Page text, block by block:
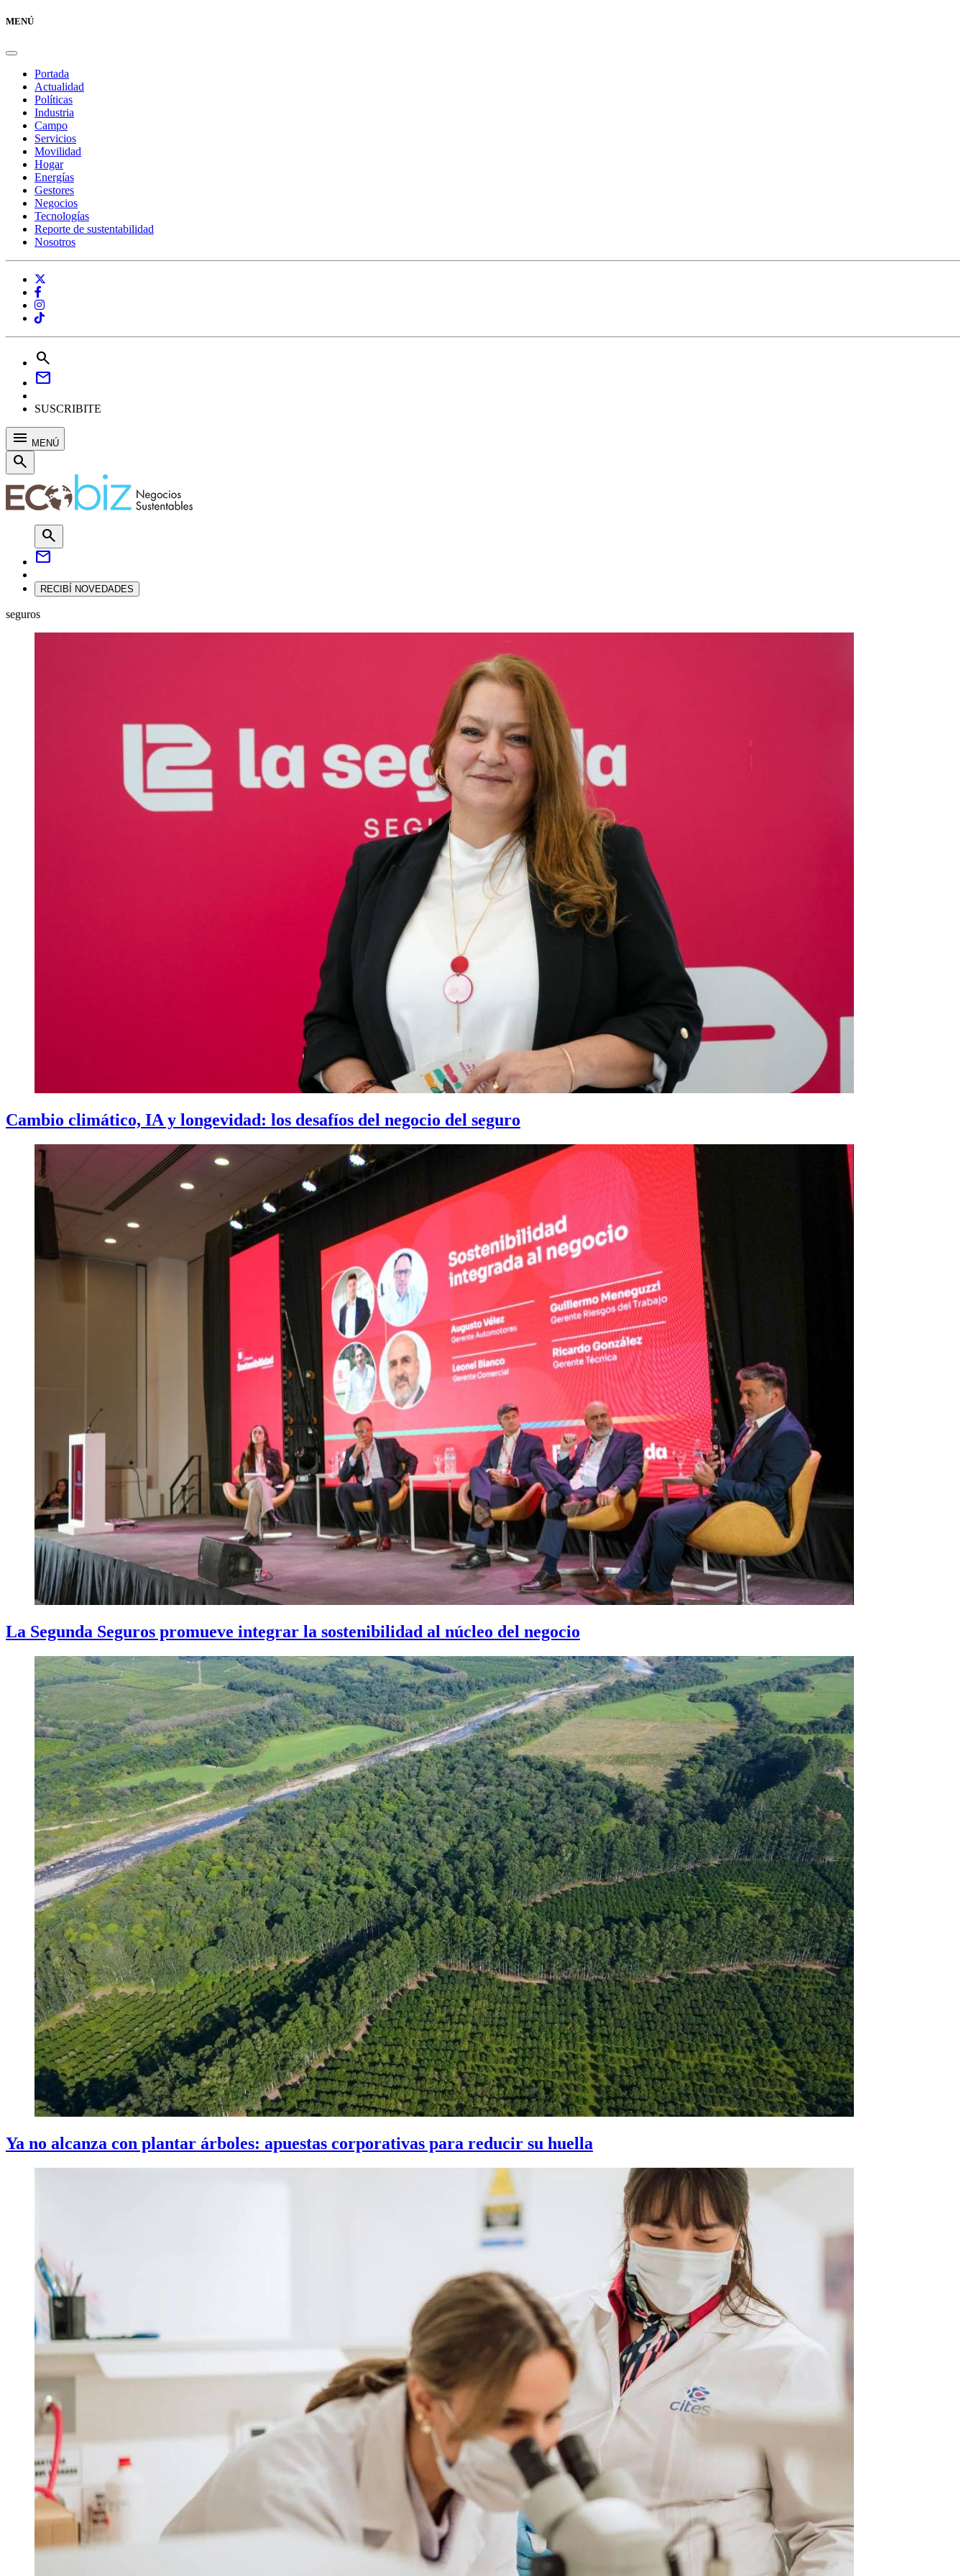
MENÚ
Portada
Actualidad
Políticas
Industria
Campo
Servicios
Movilidad
Hogar
Energías
Gestores
Negocios
Tecnologías
Reporte de sustentabilidad
Nosotros
search
mail
SUSCRIBITE
menu MENÚ
search
search
mail
RECIBÍ NOVEDADES
seguros
Cambio climático, IA y longevidad: los desafíos del negocio del seguro
La Segunda Seguros promueve integrar la sostenibilidad al núcleo del negocio
Ya no alcanza con plantar árboles: apuestas corporativas para reducir su huella